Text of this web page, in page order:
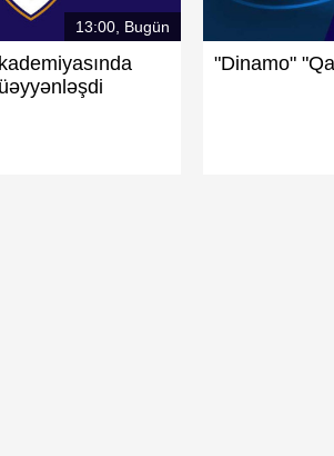
13:00, Bugün
"Dinamo"